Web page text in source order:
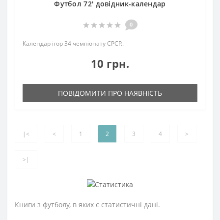
Футбол 72' довідник-календар
0
Календар ігор 34 чемпіонату СРСР..
10 грн.
ПОВІДОМИТИ ПРО НАЯВНІСТЬ
|< < 1 2 3 4 >
>|
Книги з футболу, в яких є статистичні дані.